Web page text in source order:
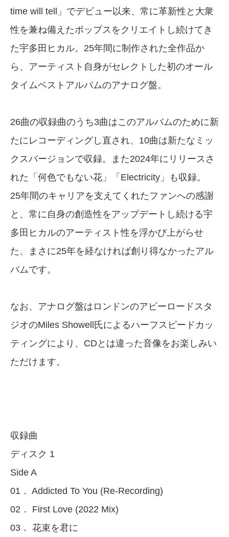
time will tell」でデビュー以来、常に革新性と大衆
性を兼ね備えたポップスをクリエイトし続けてき
た宇多田ヒカル。25年間に制作された全作品か
ら、アーティスト自身がセレクトした初のオール
タイムベストアルバムのアナログ盤。
26曲の収録曲のうち3曲はこのアルバムのために新
たにレコーディングし直され、10曲は新たなミッ
クスバージョンで収録。また2024年にリリースさ
れた「何色でもない花」「Electricity」も収録。
25年間のキャリアを支えてくれたファンへの感謝
と、常に自身の創造性をアップデートし続ける宇
多田ヒカルのアーティスト性を浮かび上がらせ
た、まさに25年を経なければ創り得なかったアル
バムです。
なお、アナログ盤はロンドンのアビーロードスタ
ジオのMiles Showell氏によるハーフスピードカッ
ティングにより、CDとは違った音像をお楽しみい
ただけます。
収録曲
ディスク 1
Side A
01． Addicted To You (Re-Recording)
02． First Love (2022 Mix)
03． 花束を君に